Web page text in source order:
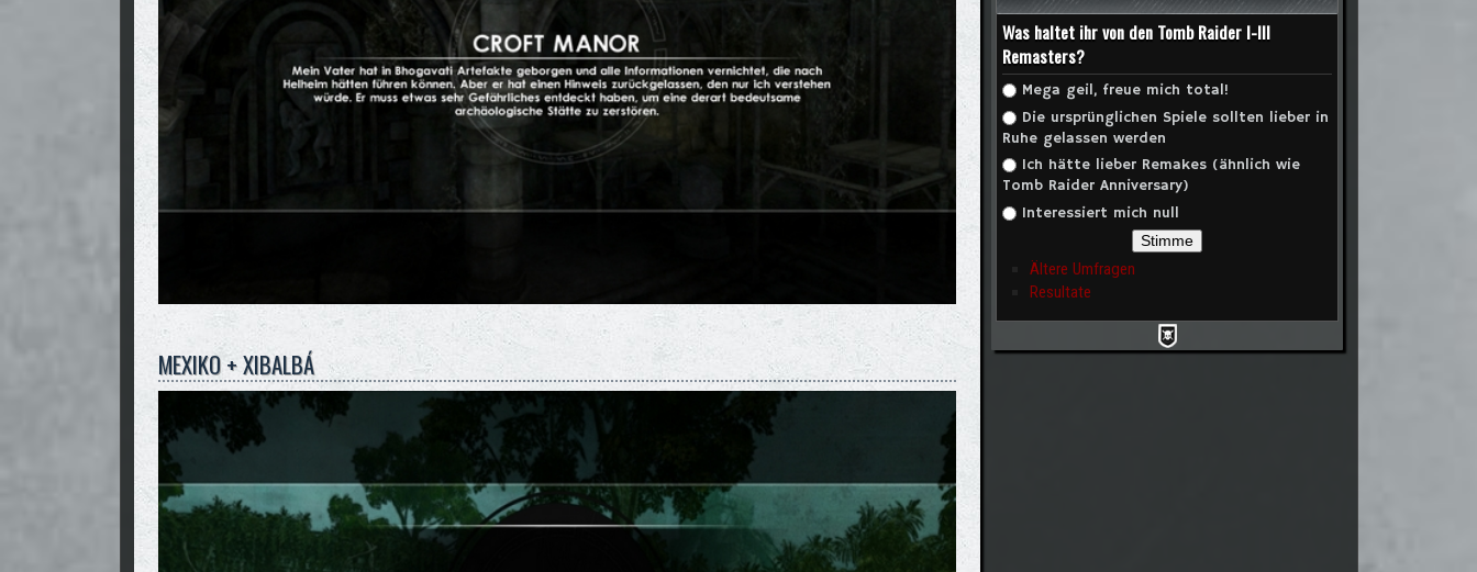
MEXIKO + XIBALBÁ
Was haltet ihr von den Tomb Raider I-III
Remasters?
Auswahlmöglichkeiten
Mega geil, freue mich total!
Die ursprünglichen Spiele sollten lieber in
Ruhe gelassen werden
Ich hätte lieber Remakes (ähnlich wie
Tomb Raider Anniversary)
Interessiert mich null
Ältere Umfragen
Resultate